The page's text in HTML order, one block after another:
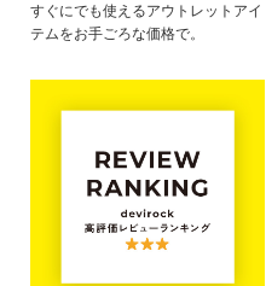
すぐにでも使えるアウトレットアイ
テムをお手ごろな価格で。